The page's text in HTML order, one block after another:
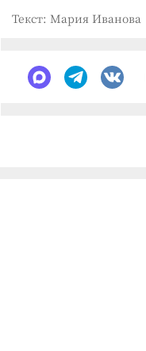
Текст: Мария Иванова